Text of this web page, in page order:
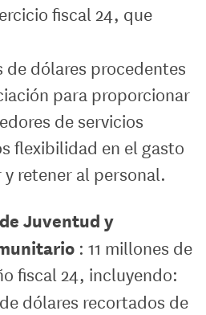
fiscal 24, que
de dólares procedentes
para proporcionar
de servicios
flexibilidad en el gasto
retener al personal.
de Juventud y
: 11 millones de
fiscal 24, incluyendo:
dólares recortados de